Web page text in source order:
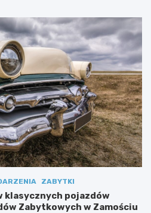
ZABYTKI
pojazdów
Zabytkowych w Zamościu